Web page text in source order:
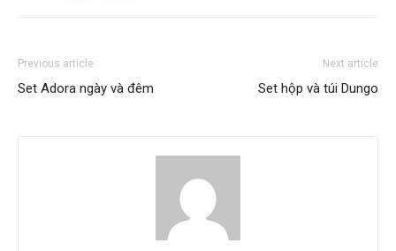
Previous article
Set Adora ngày và đêm
Next article
Set hộp và túi Dungo